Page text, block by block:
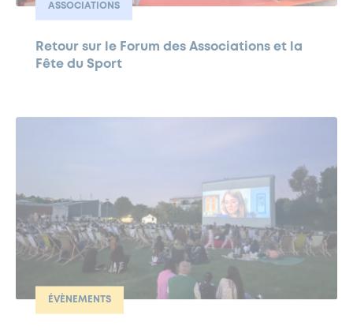
ASSOCIATIONS
Retour sur le Forum des Associations et la
Fête du Sport
ÉVÈNEMENTS